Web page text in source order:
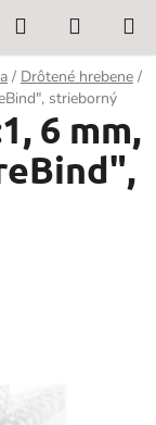
Hľadať
KOŠÍK
/ Drôtené hrebene /
strieborný
6 mm,